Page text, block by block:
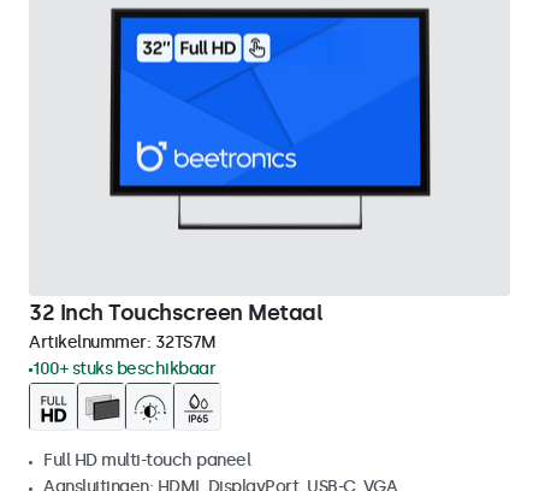
32 Inch Touchscreen Metaal
Artikelnummer: 32TS7M
100+ stuks beschikbaar
Full HD multi-touch paneel
Aansluitingen: HDMI, DisplayPort, USB-C, VGA